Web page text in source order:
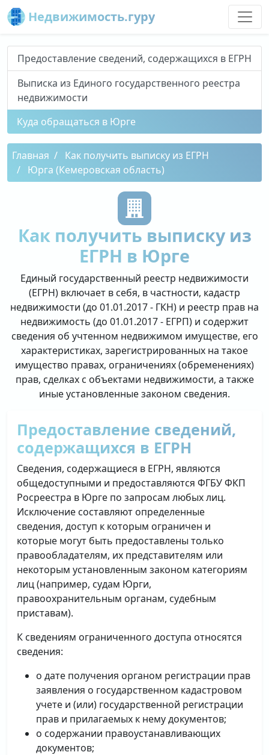
Недвижимость.гуру
Предоставление сведений, содержащихся в ЕГРН
Выписка из Единого государственного реестра
недвижимости
Куда обращаться в Юрге
Главная
Как получить выписку из ЕГРН
Юрга (Кемеровская область)
Как получить выписку из
ЕГРН в Юрге
Единый государственный реестр недвижимости
(ЕГРН) включает в себя, в частности, кадастр
недвижимости (до 01.01.2017 - ГКН) и реестр прав на
недвижимость (до 01.01.2017 - ЕГРП) и содержит
сведения об учтенном недвижимом имуществе, его
характеристиках, зарегистрированных на такое
имущество правах, ограничениях (обременениях)
прав, сделках с объектами недвижимости, а также
иные установленные законом сведения.
Предоставление сведений,
содержащихся в ЕГРН
Сведения, содержащиеся в ЕГРН, являются
общедоступными и предоставляются ФГБУ ФКП
Росреестра в Юрге по запросам любых лиц.
Исключение составляют определенные
сведения, доступ к которым ограничен и
которые могут быть предоставлены только
правообладателям, их представителям или
некоторым установленным законом категориям
лиц (например, судам Юрги,
правоохранительным органам, судебным
приставам).
К сведениям ограниченного доступа относятся
сведения:
о дате получения органом регистрации прав
заявления о государственном кадастровом
учете и (или) государственной регистрации
прав и прилагаемых к нему документов;
о содержании правоустанавливающих
документов;